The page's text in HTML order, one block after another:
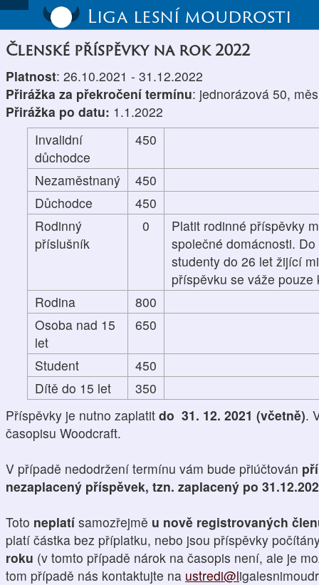
Liga lesní moudrosti
Členské příspěvky na rok 2022
Platnost: 26.10.2021 - 31.12.2022
Přirážka za překročení termínu: jednorázová 50,
Přirážka po datu: 1.1.2022
Invalidní
důchodce
450
Nezaměstnaný
450
Důchodce
450
Rodinný
příslušník
0
Platit rodinné příspěvky
společné domácnosti.
studenty do 26 let žijící
příspěvku se váže
Rodina
800
Osoba nad 15
let
650
Student
450
Dítě do 15 let
350
Příspěvky je nutno zaplatit do 31. 12. 2021 (včetně).
časopisu Woodcraft.
V případě nedodržení termínu vám bude přiúčtován
nezaplacený příspěvek, tzn. zaplacený po
Toto neplatí samozřejmě u nově registrovaných
platí částka bez příplatku, nebo jsou příspěvky
roku (v tomto případě nárok na časopis není, ale je
tom případě nás kontaktujte na ustredi@l